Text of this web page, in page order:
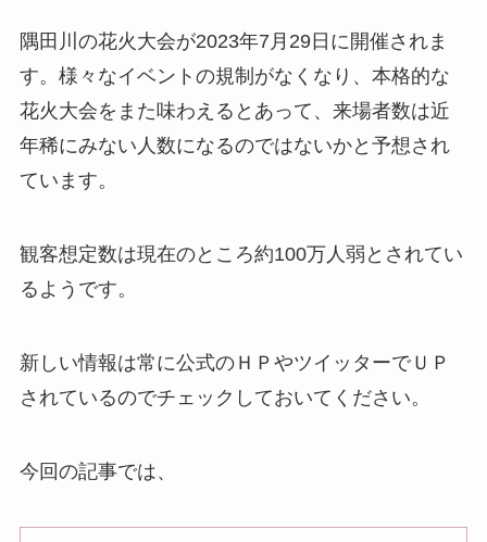
隅田川の花火大会が2023年7月29日に開催されま
す。様々なイベントの規制がなくなり、本格的な
花火大会をまた味わえるとあって、来場者数は近
年稀にみない人数になるのではないかと予想され
ています。
観客想定数は現在のところ約100万人弱とされてい
るようです。
新しい情報は常に公式のＨＰやツイッターでＵＰ
されているのでチェックしておいてください。
今回の記事では、